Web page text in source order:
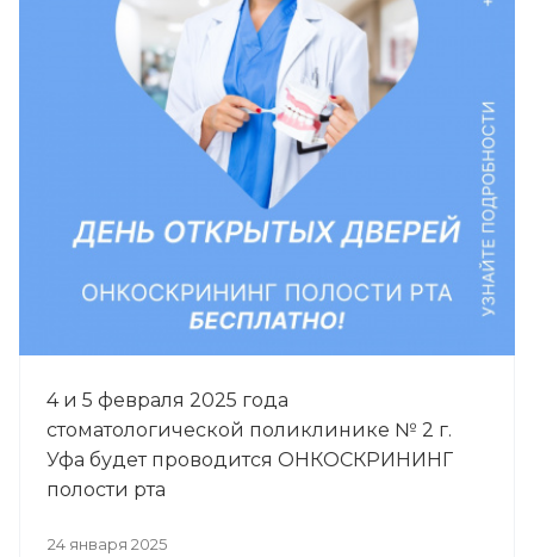
4 и 5 февраля 2025 года
стоматологической поликлинике № 2 г.
Уфа будет проводится ОНКОСКРИНИНГ
полости рта
24 января 2025